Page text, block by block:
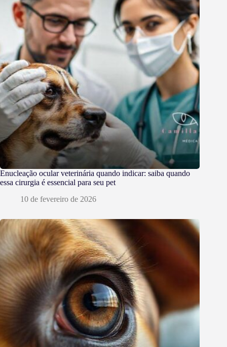
Enucleação ocular veterinária quando indicar: saiba quando
essa cirurgia é essencial para seu pet
10 de fevereiro de 2026